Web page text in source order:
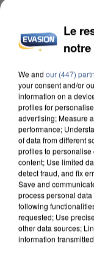
INCENDIES :
DE
Le
We and our (447)
your consent and/or
information on a
profiles for
advertising; Measure
performance;
of data from different
profiles to
content; Use limited
detect fraud, and fix
Save and
process personal
following
requested; Use
other data sources;
information